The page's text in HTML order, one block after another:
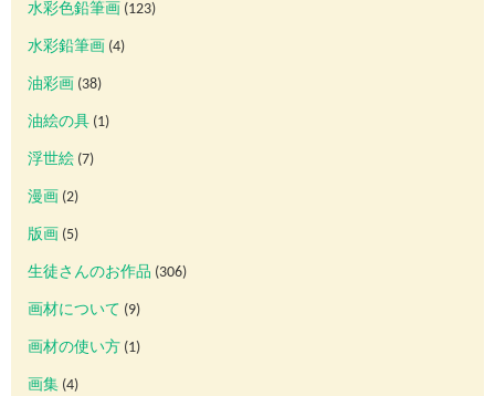
水彩色鉛筆画 (123)
水彩鉛筆画 (4)
油彩画 (38)
油絵の具 (1)
浮世絵 (7)
漫画 (2)
版画 (5)
生徒さんのお作品 (306)
画材について (9)
画材の使い方 (1)
画集 (4)